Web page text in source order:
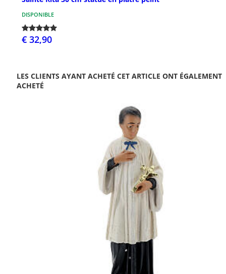
DISPONIBLE
€ 32,90
LES CLIENTS AYANT ACHETÉ CET ARTICLE ONT ÉGALEMENT
ACHETÉ